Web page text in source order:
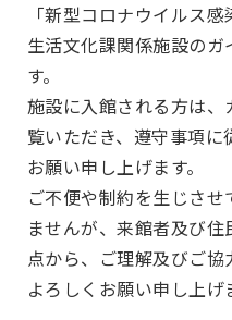
「新型コロナウイルス
生活文化課関係施設の
す。
施設に入館される方は
覧いただき、遵守事項
お願い申し上げます。
ご不便や制約を生じさ
ませんが、来館者及び
点から、ご理解及びご協
よろしくお願い申し上げ